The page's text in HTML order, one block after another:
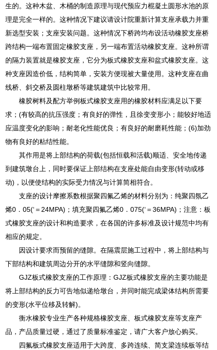
生的。这种木盆、木桶的制造原理与现代预应力棍凝土圆形水池的原
理是完全一样的。这种情况下建议请设计院重新计算支座承载力并重
新选型安装；支座安装问题。这种情况下桥跨均布设活动橡胶支座桥
跨结构一端布置固定橡胶支座，另一端布置活动橡胶支座。这种所谓
的隔力装置就是橡胶支座，它分为板式橡胶支座和盆式橡胶支座。这
种支座因造价低，结构简单，安装方便现被大量使用。这种支座在曲
线桥、斜交桥及圆柱墩桥等建筑建筑中比较常用。
橡胶树料及配方举例板式橡胶支座用的橡胶材料应满足以下要
求；(有较高的抗压强度；有良好的弹性，且徐变变形小；能较好地适
应温度变化的影响；耐老化性能优良；有良好的耐磨耗性能；(6)加劲
物有良好的粘结性能。
其作用是将上部结构的荷载(包括恒载和活载)顺适、安全地传递
到建筑墩台上，同时要保证上部结构在支座处能自由变形(转动或移
动)，以便使结构的实际受力情况与计算简相符合。
支座的设计摩擦系数根据聚四氟乙烯的材料分别为：纯聚四氛乙
烯0．05(‘＝24MPA)；填充聚四氟乙烯0．075(‘＝36MPA)；注意：板
式橡胶支座的设计和构造要求，在各国的许多标准及设计规范中均有
相应的规定。
因设计要求而预留的缝隙。在隔震层施工过程中，将上部结构与
下部结构和建筑周边分开的水平缝隙和竖向缝隙。
GJZ板式橡胶支座的工作原理：GJZ板式橡胶支座的主要功能是
将上部结构的反力可告地似递给墩台，并同时能完成梁体结构所需要
的变形(水平位移及转解)。
衡水橡胶专业生产各种规格橡胶支座、板式橡胶支座等支座产
品，产品质量过硬，通过了质量标准鉴定，请广大客户放心购买。
四氟板式橡胶支座适用于大跨度、多跨连续、简支梁连续板等结